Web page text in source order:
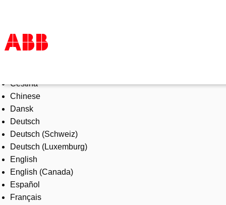
Products & Solutions
Industries
Services
About us
Where to buy
Contact us
Careers
Čeština
Chinese
Dansk
Deutsch
Deutsch (Schweiz)
Deutsch (Luxemburg)
English
English (Canada)
Español
Français